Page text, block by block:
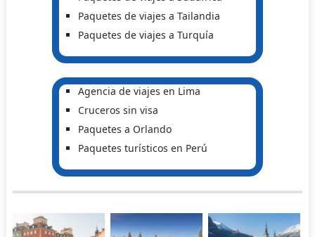
Paquetes de viajes a Tailandia
Paquetes de viajes a Turquía
Agencia de viajes en Lima
Cruceros sin visa
Paquetes a Orlando
Paquetes turísticos en Perú